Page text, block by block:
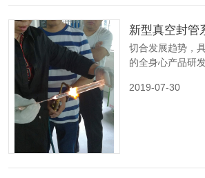
切合发展趋势，
的全身心产品研
器设备归属于自
2019-07-30